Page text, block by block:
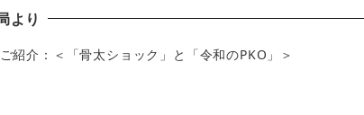
より
紹介：＜「骨太ショック」と「令和のPKO」＞